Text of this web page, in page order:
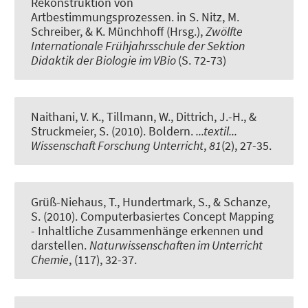
Artbestimmungsprozessen. in S. Nitz, M.
Schreiber, & K. Münchhoff (Hrsg.),Zwölfte
Internationale Frühjahrsschule der Sektion
Didaktik der Biologie im VBio(S. 72-73)
Naithani, V. K., Tillmann, W., Dittrich, J.-H., &
Struckmeier, S. (2010). Boldern....textil...
Wissenschaft Forschung Unterricht,81(2), 27-35.
Grüß-Niehaus, T., Hundertmark, S., & Schanze,
S. (2010). Computerbasiertes Concept Mapping
- Inhaltliche Zusammenhänge erkennen und
darstellen.Naturwissenschaften im Unterricht
Chemie, (117), 32-37.